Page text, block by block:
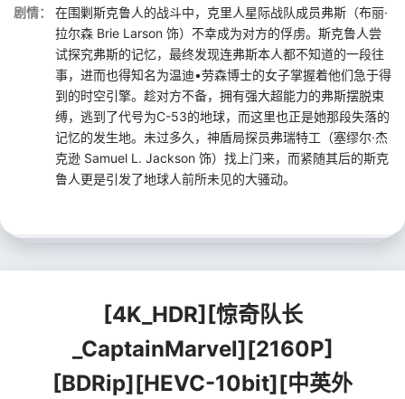
剧情：
在围剿斯克鲁人的战斗中，克里人星际战队成员弗斯（布丽·
拉尔森 Brie Larson 饰）不幸成为对方的俘虏。斯克鲁人尝
试探究弗斯的记忆，最终发现连弗斯本人都不知道的一段往
事，进而也得知名为温迪•劳森博士的女子掌握着他们急于得
到的时空引擎。趁对方不备，拥有强大超能力的弗斯摆脱束
缚，逃到了代号为C-53的地球，而这里也正是她那段失落的
记忆的发生地。未过多久，神盾局探员弗瑞特工（塞缪尔·杰
克逊 Samuel L. Jackson 饰）找上门来，而紧随其后的斯克
鲁人更是引发了地球人前所未见的大骚动。
[4K_HDR][惊奇队长
_CaptainMarvel][2160P]
[BDRip][HEVC-10bit][中英外